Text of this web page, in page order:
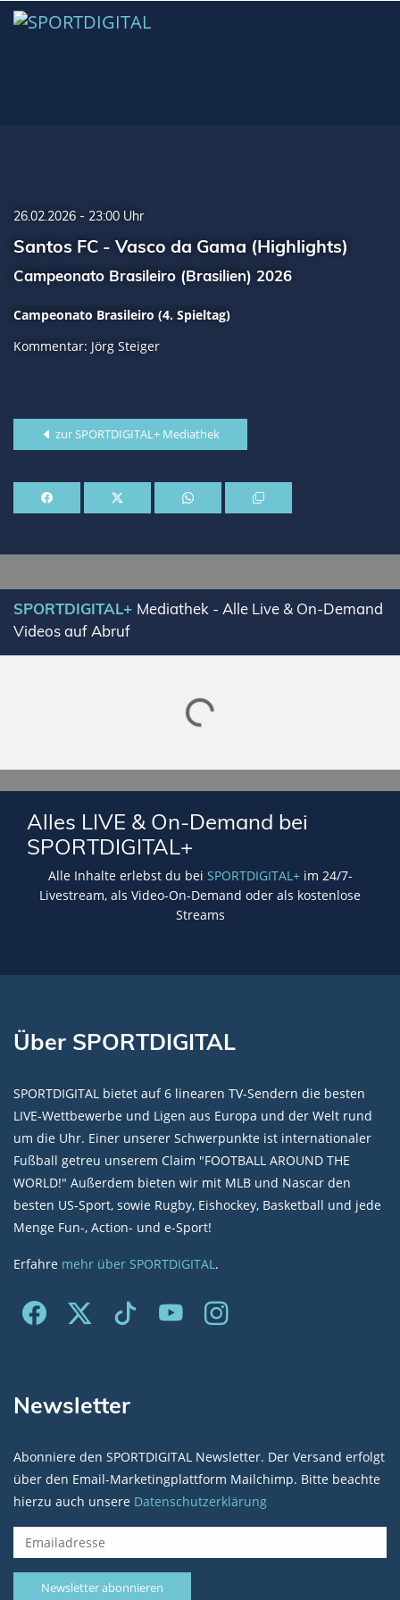
26.02.2026 - 23:00 Uhr
Santos FC - Vasco da Gama (Highlights)
Campeonato Brasileiro (Brasilien) 2026
Campeonato Brasileiro (4. Spieltag)
Kommentar: Jörg Steiger
zur SPORTDIGITAL+ Mediathek
SPORTDIGITAL+ Mediathek - Alle Live & On-Demand
Videos auf Abruf
Lade SPORTDIGITAL+ Mediathek
Alles LIVE & On-Demand bei
SPORTDIGITAL+
Alle Inhalte erlebst du bei SPORTDIGITAL+im 24/7-
Livestream, als Video-On-Demand oder als kostenlose
Streams
Über SPORTDIGITAL
SPORTDIGITAL bietet auf 6 linearen TV-Sendern die besten
LIVE-Wettbewerbe und Ligen aus Europa und der Welt rund
um die Uhr. Einer unserer Schwerpunkte ist internationaler
Fußball getreu unserem Claim "FOOTBALL AROUND THE
WORLD!" Außerdem bieten wir mit MLB und Nascar den
besten US-Sport, sowie Rugby, Eishockey, Basketball und jede
Menge Fun-, Action- und e-Sport!
Erfahre mehr über SPORTDIGITAL.
Newsletter
Abonniere den SPORTDIGITAL Newsletter. Der Versand erfolgt
über den Email-Marketingplattform Mailchimp. Bitte beachte
hierzu auch unsere Datenschutzerklärung